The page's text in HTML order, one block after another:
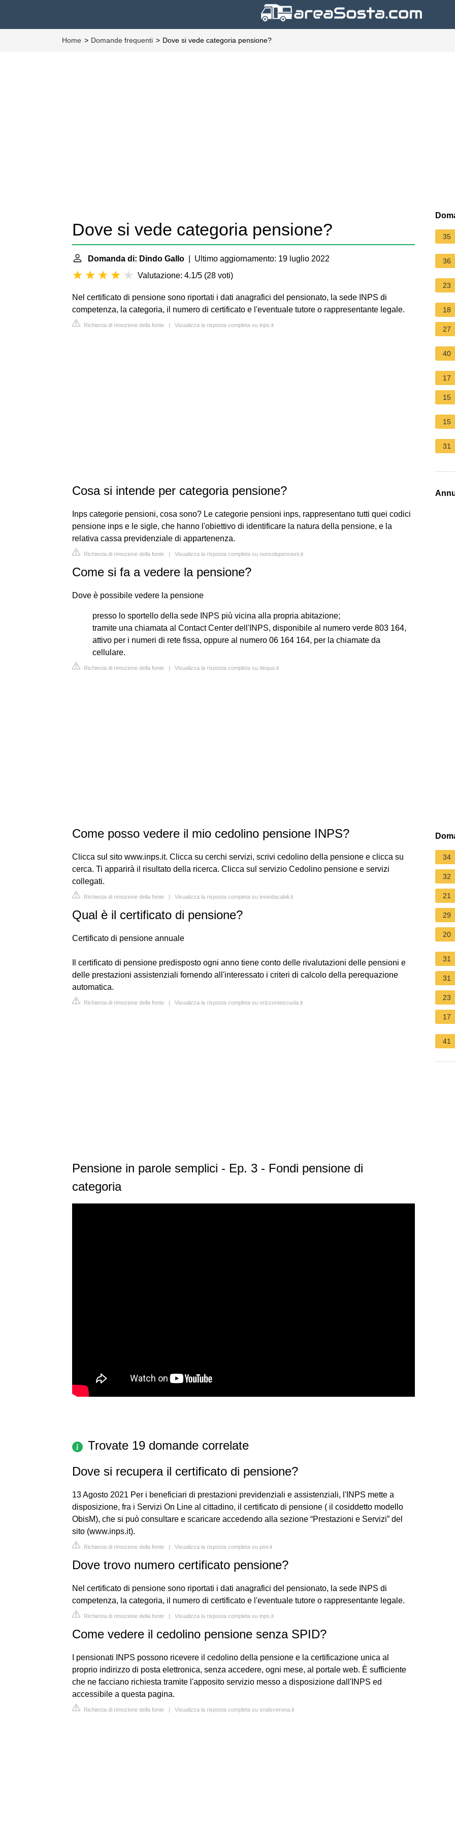
Home Domande frequenti Dove si vede categoria pensione?
Dove si vede categoria pensione?
Domanda di: Dindo Gallo | Ultimo aggiornamento: 19 luglio 2022
Valutazione: 4.1/5 (28 voti)
Nel certificato di pensione sono riportati i dati anagrafici del pensionato, la sede INPS di
competenza, la categoria, il numero di certificato e l'eventuale tutore o rappresentante legale.
Richiesta di rimozione della fonte | Visualizza la risposta completa su inps.it
Cosa si intende per categoria pensione?
Inps categorie pensioni, cosa sono? Le categorie pensioni inps, rappresentano tutti quei codici
pensione inps e le sigle, che hanno l'obiettivo di identificare la natura della pensione, e la
relativa cassa previdenziale di appartenenza.
Richiesta di rimozione della fonte | Visualizza la risposta completa su nonsolopensioni.it
Come si fa a vedere la pensione?
Dove è possibile vedere la pensione
presso lo sportello della sede INPS più vicina alla propria abitazione;
tramite una chiamata al Contact Center dell'INPS, disponibile al numero verde 803 164,
attivo per i numeri di rete fissa, oppure al numero 06 164 164, per la chiamate da
cellulare.
Richiesta di rimozione della fonte | Visualizza la risposta completa su dequo.it
Come posso vedere il mio cedolino pensione INPS?
Clicca sul sito www.inps.it. Clicca su cerchi servizi, scrivi cedolino della pensione e clicca su
cerca. Ti apparirà il risultato della ricerca. Clicca sul servizio Cedolino pensione e servizi
collegati.
Richiesta di rimozione della fonte | Visualizza la risposta completa su insindacabili.it
Qual è il certificato di pensione?
Certificato di pensione annuale
Il certificato di pensione predisposto ogni anno tiene conto delle rivalutazioni delle pensioni e
delle prestazioni assistenziali fornendo all'interessato i criteri di calcolo della perequazione
automatica.
Richiesta di rimozione della fonte | Visualizza la risposta completa su orizzontescuola.it
Pensione in parole semplici - Ep. 3 - Fondi pensione di
categoria
Trovate 19 domande correlate
Dove si recupera il certificato di pensione?
13 Agosto 2021 Per i beneficiari di prestazioni previdenziali e assistenziali, l'INPS mette a
disposizione, fra i Servizi On Line al cittadino, il certificato di pensione ( il cosiddetto modello
ObisM), che si può consultare e scaricare accedendo alla sezione “Prestazioni e Servizi” del
sito (www.inps.it).
Richiesta di rimozione della fonte | Visualizza la risposta completa su pmi.it
Dove trovo numero certificato pensione?
Nel certificato di pensione sono riportati i dati anagrafici del pensionato, la sede INPS di
competenza, la categoria, il numero di certificato e l'eventuale tutore o rappresentante legale.
Richiesta di rimozione della fonte | Visualizza la risposta completa su inps.it
Come vedere il cedolino pensione senza SPID?
I pensionati INPS possono ricevere il cedolino della pensione e la certificazione unica al
proprio indirizzo di posta elettronica, senza accedere, ogni mese, al portale web. È sufficiente
che ne facciano richiesta tramite l'apposito servizio messo a disposizione dall'INPS ed
accessibile a questa pagina.
Richiesta di rimozione della fonte | Visualizza la risposta completa su snalsverona.it
35
36
23
18
27
40
17
15
15
31
34
32
21
29
20
31
31
23
17
41